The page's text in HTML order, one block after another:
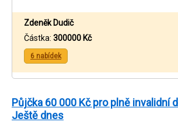
Zdeněk Dudič
Částka: 300000 Kč
6 nabídek
Půjčka 60 000 Kč pro plně invalidní
Ještě dnes